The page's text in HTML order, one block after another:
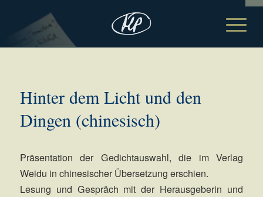
Hinter dem Licht und den
Dingen (chinesisch)
Präsentation der Gedichtauswahl, die im Verlag
Weidu in chinesischer Übersetzung erschien.
Lesung und Gespräch mit der Herausgeberin und